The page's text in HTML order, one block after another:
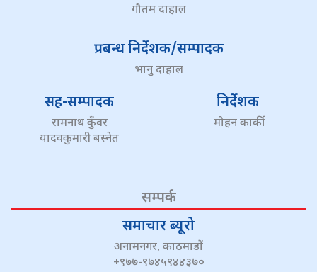
गौतम दाहाल
प्रबन्ध निर्देशक/सम्पादक
भानु दाहाल
सह-सम्पादक
रामनाथ कुँवर
यादवकुमारी बस्नेत
निर्देशक
मोहन कार्की
सम्पर्क
समाचार ब्यूरो
अनामनगर, काठमाडौं
+९७७-९७४५९४४३७०